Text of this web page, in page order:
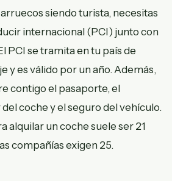
siendo turista, necesitas
internacional (PCI) junto con
PCI se tramita en tu país de
y es válido por un año. Además,
contigo el pasaporte, el
coche y el seguro del vehículo.
alquilar un coche suele ser 21
compañías exigen 25.